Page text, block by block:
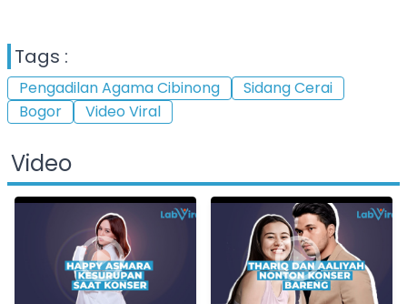
Tags :
Pengadilan Agama Cibinong
Sidang Cerai
Bogor
Video Viral
Video